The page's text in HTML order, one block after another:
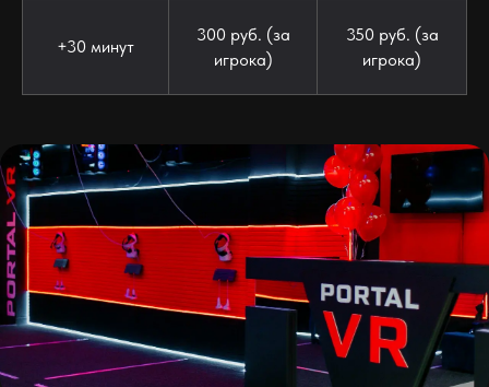
+30 минут
300 руб. (за
игрока)
350 руб. (за
игрока)